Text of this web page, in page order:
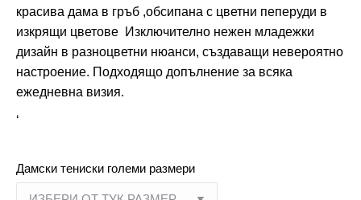
красива дама в гръб ,обсипана с цветни пеперуди в
изкрящи цветове Изключително нежен младежки
дизайн в разноцветни нюанси, създаващи невероятно
настроение. Подходящо допълнение за всяка
ежедневна визия.
‘
Дамски тениски големи размери